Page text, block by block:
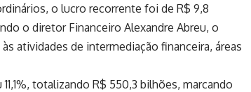
o lucro recorrente foi de R$ 9,8
o diretor Financeiro Alexandre Abreu, o
atividades de intermediação financeira, áreas
totalizando R$ 550,3 bilhões, marcando